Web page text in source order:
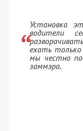
Установка
водители
ехать только
мы честно
заммэра.